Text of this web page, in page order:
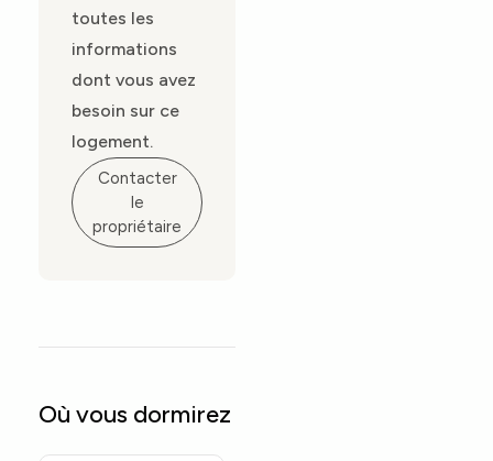
toutes les
informations
dont vous avez
besoin sur ce
logement.
Contacter
le
propriétaire
Où vous dormirez